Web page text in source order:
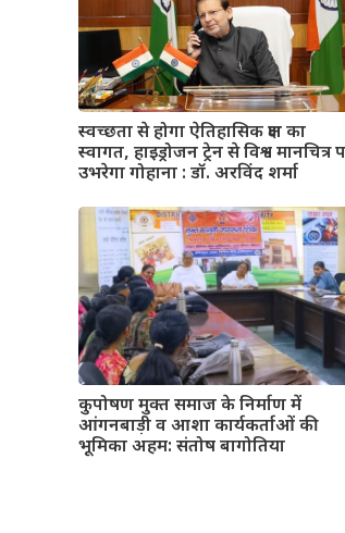
स्वच्छता से होगा ऐतिहासिक क्षण का
स्वागत, हाइड्रोजन ट्रेन से विश्व मानचित्र
उभरेगा गोहाना : डॉ. अरविंद शर्मा
कुपोषण मुक्त समाज के निर्माण में
आंगनबाड़ी व आशा कार्यकर्ताओं की
भूमिका अहम: संतोष बागोतिया